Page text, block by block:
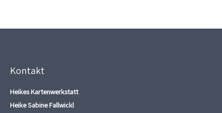
Kontakt
Heikes Kartenwerkstatt
Heike Sabine Fallwickl